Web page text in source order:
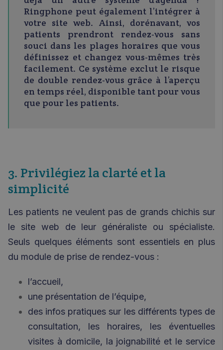
Ringphone peut également l’intégrer à
votre site web. Ainsi, dorénavant, vos
patients prendront rendez-vous sans
souci dans les plages horaires que vous
définissez et changez vous-mêmes très
facilement. Ce système exclut le risque
de double rendez-vous grâce à l’aperçu
en temps réel, disponible tant pour vous
que pour les patients.
3. Privilégiez la clarté et la
simplicité
Les patients ne veulent pas de grands chichis sur
le site web de leur généraliste ou spécialiste.
Seuls quelques éléments sont essentiels en plus
du module de prise de rendez-vous :
l’accueil,
une présentation de l’équipe,
des infos pratiques sur les différents types de
consultation, les horaires, les éventuelles
visites à domicile, la joignabilité et le service